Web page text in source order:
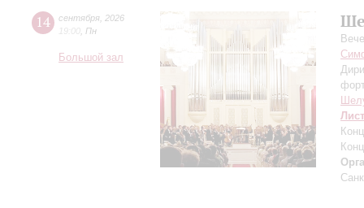
14 сентября 2026
19:00 Пн
Большой зал
Лист